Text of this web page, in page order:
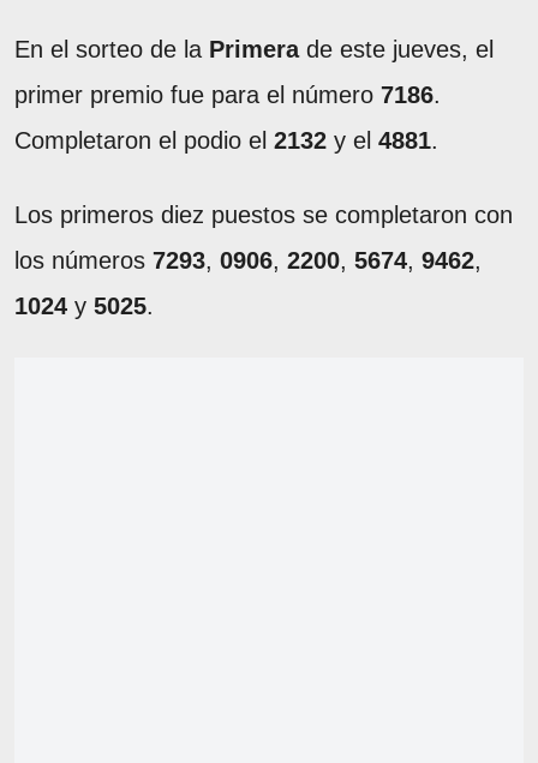
En el sorteo de la Primerade este jueves, el
primer premio fue para el número 7186.
Completaron el podio el 2132 y el 4881.
Los primeros diez puestos se completaron con
los números 7293, 0906, 2200, 5674, 9462,
1024 y 5025.